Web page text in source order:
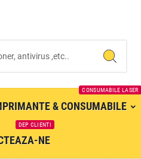
& CONSUMABILE
CONSUMABILE LASER
NE
DEP CLIENTI